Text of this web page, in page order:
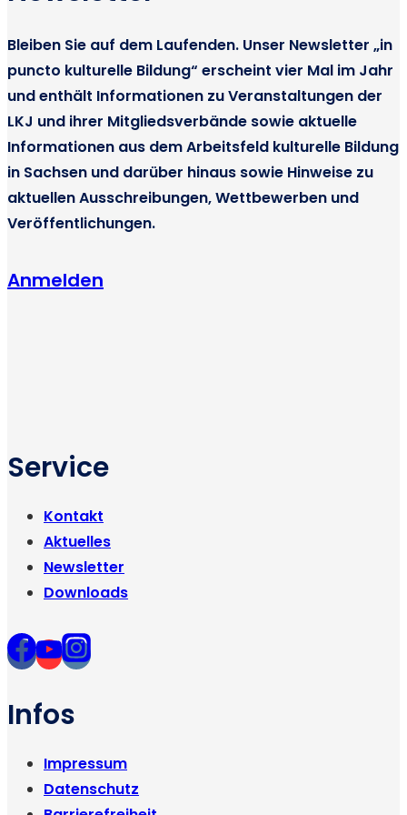
a
t
i
o
n
Bleiben Sie auf dem Laufenden. Unser Newsletter „in
puncto kulturelle Bildung“ erscheint vier Mal im Jahr
und enthält Informationen zu Veranstaltungen der
LKJ und ihrer Mitgliedsverbände sowie aktuelle
Informationen aus dem Arbeitsfeld kulturelle Bildung
in Sachsen und darüber hinaus sowie Hinweise zu
aktuellen Ausschreibungen, Wettbewerben und
Veröffentlichungen.
Anmelden
Service
Kontakt
Aktuelles
Newsletter
Downloads
Infos
Impressum
Datenschutz